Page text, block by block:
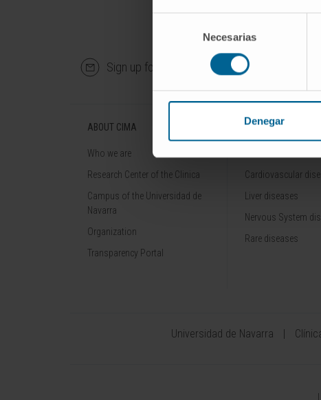
consentimiento
Necesarias
Denegar
Sign up for our newsletter
ABOUT CIMA
Who we are
Research Center of the Clinica
Campus of the Universidad de
Navarra
Organization
Transparency Portal
DISEASES
Cardiovascular
Liver diseases
Nervous System
Rare diseases
Universidad de Navarra